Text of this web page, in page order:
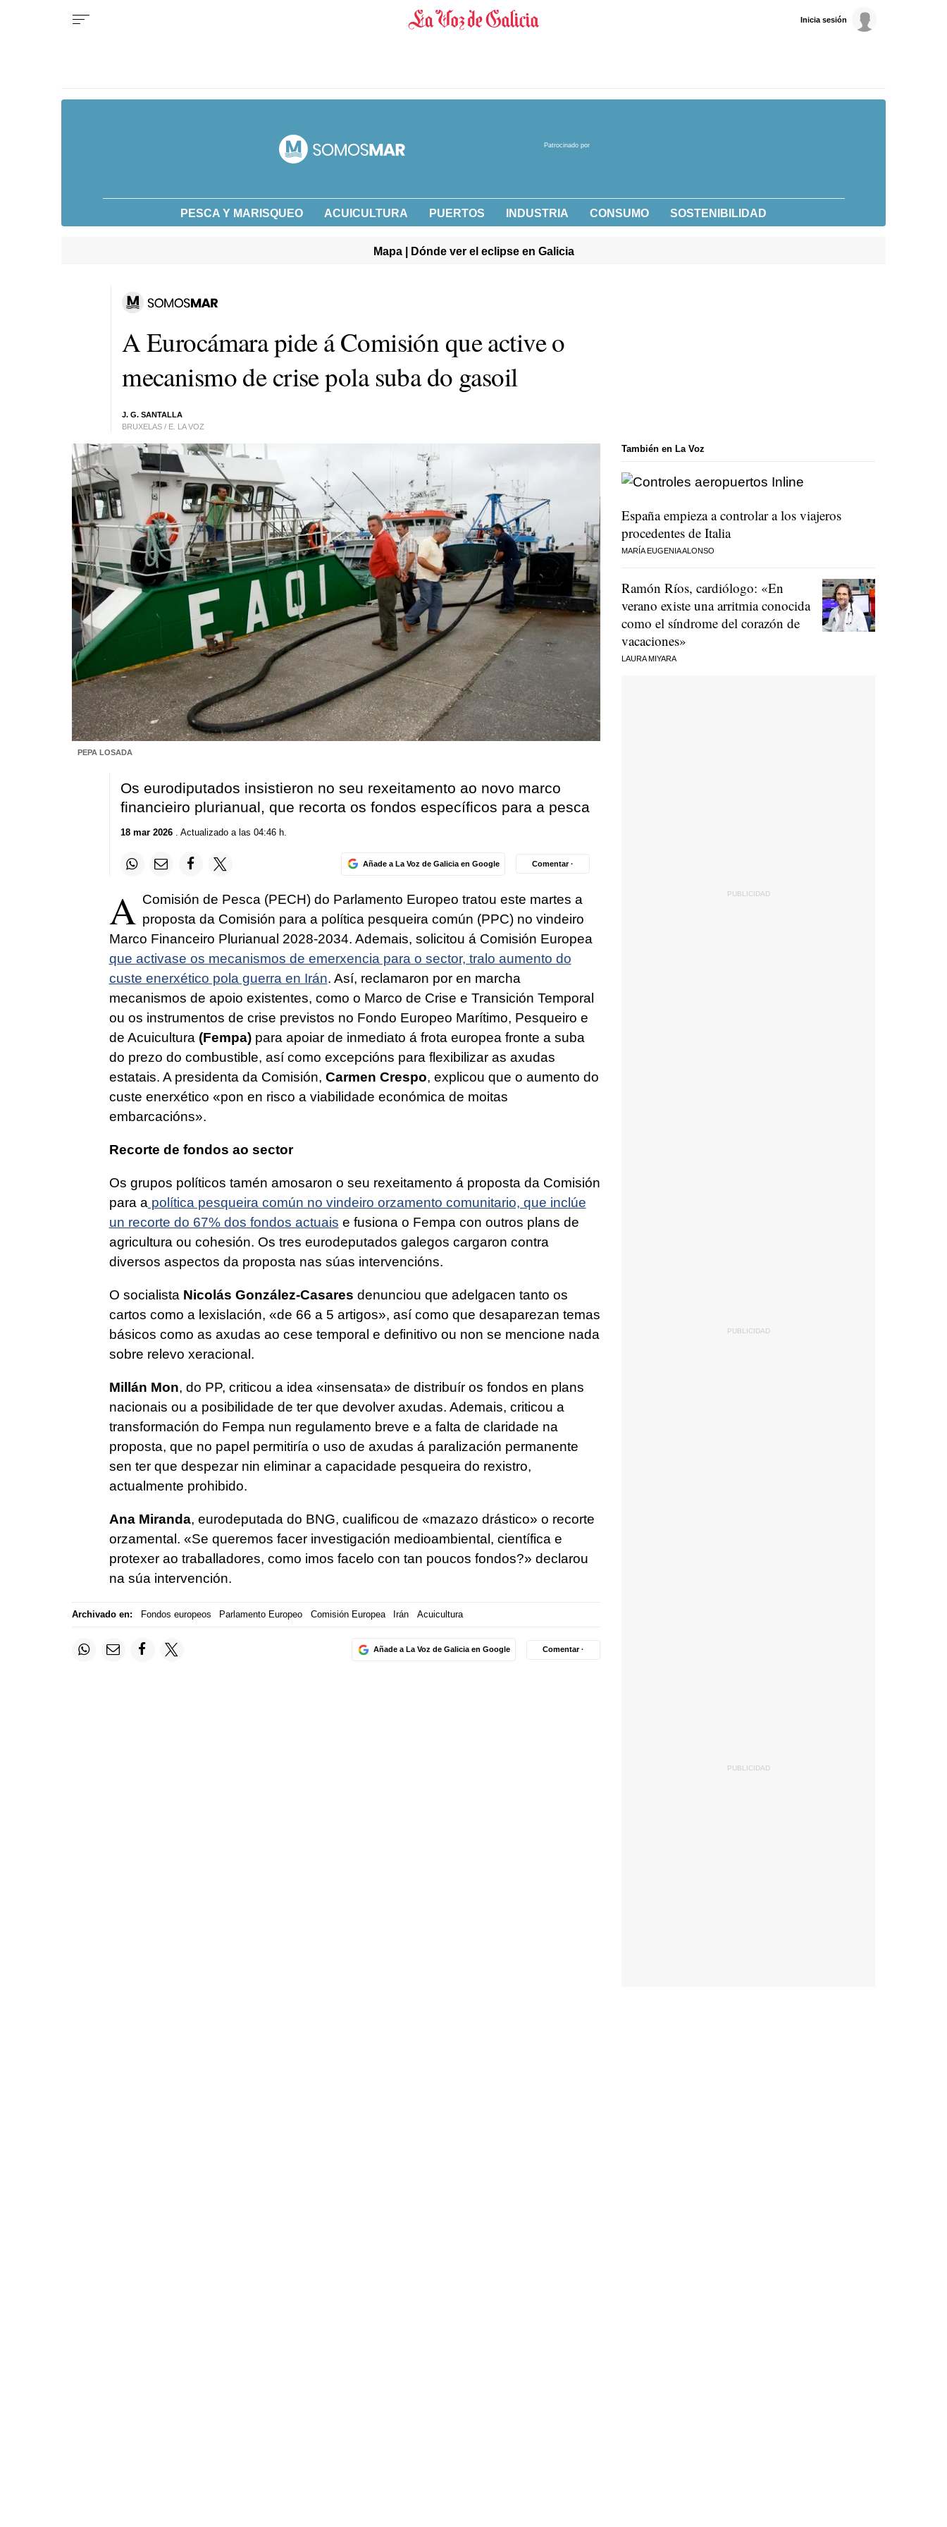
Inicia sesión
Patrocinado por
PESCA Y MARISQUEO ACUICULTURA PUERTOS INDUSTRIA CONSUMO SOSTENIBILIDAD
Mapa | Dónde ver el eclipse en Galicia
A Eurocámara pide á Comisión que active o
mecanismo de crise pola suba do gasoil
J. G. SANTALLA
BRUXELAS / E. LA VOZ
PEPA LOSADA
Os eurodiputados insistieron no seu rexeitamento ao novo marco
financieiro plurianual, que recorta os fondos específicos para a pesca
18 mar 2026. Actualizado a las 04:46 h.
Añade a La Voz de Galicia en Google Comentar ·
A Comisión de Pesca (PECH) do Parlamento Europeo tratou este martes a
proposta da Comisión para a política pesqueira común (PPC) no vindeiro
Marco Financeiro Plurianual 2028-2034. Ademais, solicitou á Comisión Europea
que activase os mecanismos de emerxencia para o sector, tralo aumento do
custe enerxético pola guerra en Irán. Así, reclamaron por en marcha
mecanismos de apoio existentes, como o Marco de Crise e Transición Temporal
ou os instrumentos de crise previstos no Fondo Europeo Marítimo, Pesqueiro e
de Acuicultura (Fempa)para apoiar de inmediato á frota europea fronte a suba
do prezo do combustible, así como excepcións para flexibilizar as axudas
estatais. A presidenta da Comisión, Carmen Crespo, explicou que o aumento do
custe enerxético «pon en risco a viabilidade económica de moitas
embarcacións».
Recorte de fondos ao sector
Os grupos políticos tamén amosaron o seu rexeitamento á proposta da Comisión
para a política pesqueira común no vindeiro orzamento comunitario, que inclúe
un recorte do 67% dos fondos actuais e fusiona o Fempa con outros plans de
agricultura ou cohesión. Os tres eurodeputados galegos cargaron contra
diversos aspectos da proposta nas súas intervencións.
O socialista Nicolás González-Casares denunciou que adelgacen tanto os
cartos como a lexislación, «de 66 a 5 artigos», así como que desaparezan temas
básicos como as axudas ao cese temporal e definitivo ou non se mencione nada
sobre relevo xeracional.
Millán Mon, do PP, criticou a idea «insensata» de distribuír os fondos en plans
nacionais ou a posibilidade de ter que devolver axudas. Ademais, criticou a
transformación do Fempa nun regulamento breve e a falta de claridade na
proposta, que no papel permitiría o uso de axudas á paralización permanente
sen ter que despezar nin eliminar a capacidade pesqueira do rexistro,
actualmente prohibido.
Ana Miranda, eurodeputada do BNG, cualificou de «mazazo drástico» o recorte
orzamental. «Se queremos facer investigación medioambiental, científica e
protexer ao traballadores, como imos facelo con tan poucos fondos?» declarou
na súa intervención.
Archivado en: Fondos europeos Parlamento Europeo Comisión Europea Irán Acuicultura
Añade a La Voz de Galicia en Google Comentar ·
También en La Voz
España empieza a controlar a los viajeros
procedentes de Italia
MARÍA EUGENIA ALONSO
Ramón Ríos, cardiólogo: «En
verano existe una arritmia conocida
como el síndrome del corazón de
vacaciones»
LAURA MIYARA